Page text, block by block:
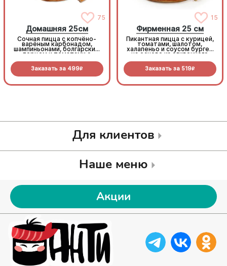
75
Домашняя 25см
Сочная пицца с копчёно-
варёным карбонадом,
шампиньонами, болгарским
перцем и томатами с
Заказать за 499R
15
Фирменная 25 см
Пикантная пицца с курицей,
томатами, шалотом,
халапеньо и соусом бургер
на основе из сливочного
Заказать за 519R
Для клиентов
Наше меню
Акции